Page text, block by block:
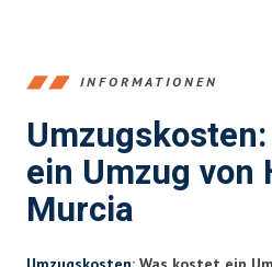
INFORMATIONEN
ein Umzug von
Murcia